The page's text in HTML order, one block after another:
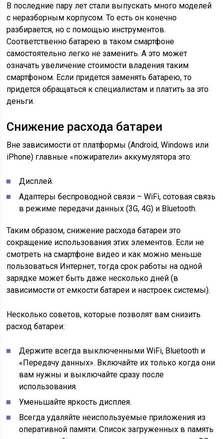
В последние пару лет стали выпускать много моделей
с неразборным корпусом. То есть он конечно
разбирается, но с помощью инструментов.
Соответственно батарею в таком смартфоне
самостоятельно легко не заменить. А это может
означать увеличение стоимости владения таким
смартфоном. Если придется заменять батарею, то
придется обращаться к специалистам и платить за это
деньги.
Снижение расхода батареи
Вне зависимости от платформы (Android, Windows или
iPhone) главные «пожиратели» аккумулятора это:
Дисплей.
Адаптеры беспроводной связи – WiFi, сотовая связь
в режиме передачи данных (3G, 4G) и Bluetooth.
Таким образом, снижение расхода батареи это
сокращение использования этих элементов. Если не
смотреть на смартфоне видео и как можно меньше
пользоваться Интернет, тогда срок работы на одной
зарядке может быть даже несколько дней (в
зависимости от емкости батареи и настроек системы).
Несколько советов, которые позволят вам снизить
расход батареи:
Держите всегда выключенными WiFi, Bluetooth и
«Передачу данных». Включайте их только когда они
вам нужны и выключайте сразу после
использования.
Уменьшайте яркость дисплея.
Всегда удаляйте неиспользуемые приложения из
оперативной памяти. Список загруженных в память